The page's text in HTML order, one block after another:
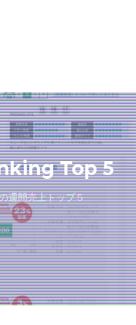
Top 5
週間売上トップ５